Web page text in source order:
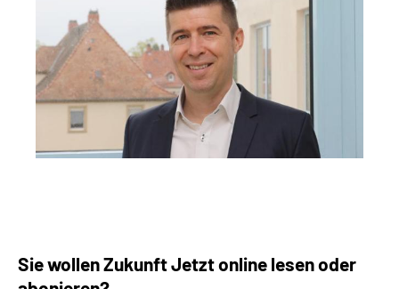
Sie wollen Zukunft Jetzt online lesen oder